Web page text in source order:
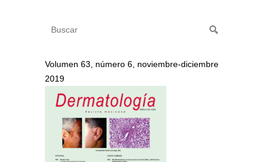
Volumen 63, número 6, noviembre-diciembre
2019